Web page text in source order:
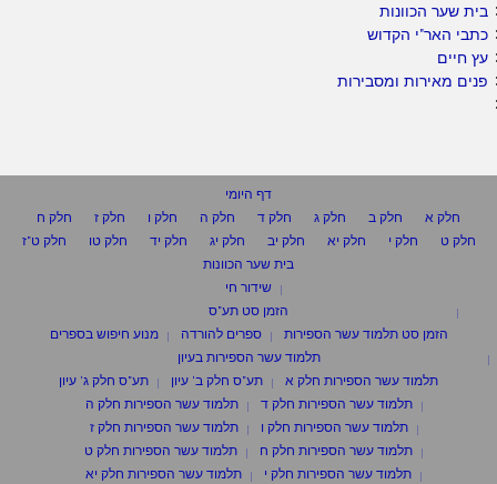
בית שער הכוונות
כתבי האר"י הקדוש
עץ חיים
פנים מאירות ומסבירות
דף היומי
חלק א
חלק ב חלק ג חלק ד חלק ה חלק ו חלק ז
חלק ח
חלק ט
חלק י חלק יא חלק יב חלק יג חלק יד חלק טו
חלק ט"ז
בית שער הכוונות
שידור חי
הזמן סט תע"ס
הזמן סט תלמוד עשר הספירות
ספרים להורדה
מנוע חיפוש בספרים
תלמוד עשר הספירות בעיון
תלמוד עשר הספירות חלק א
תע"ס חלק ב' עיון
תע"ס חלק ג' עיון
תלמוד עשר הספירות חלק ד
תלמוד עשר הספירות חלק ה
תלמוד עשר הספירות חלק ו
תלמוד עשר הספירות חלק ז
תלמוד עשר הספירות חלק ח
תלמוד עשר הספירות חלק ט
תלמוד עשר הספירות חלק י
תלמוד עשר הספירות חלק יא